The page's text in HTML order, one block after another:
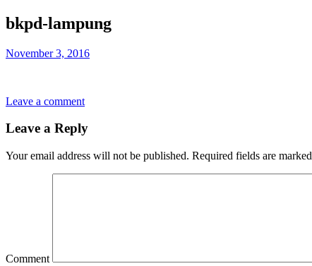
bkpd-lampung
November 3, 2016
Leave a comment
Leave a Reply
Your email address will not be published. Required fields are marked
Comment